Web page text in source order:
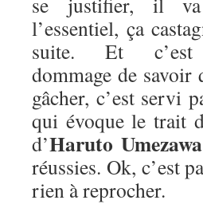
l’essentiel, ça
suite. Et c’est
dommage de
gâcher, c’est servi
qui évoque le trait
d’Haruto Umezawa
réussies. Ok, c’est
rien à reprocher.